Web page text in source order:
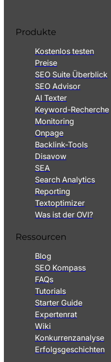
Produkte
Kostenlos testen
Preise
SEO Suite Überblick
SEO Advisor
AI Texter
Keyword-Recherche
Monitoring
Onpage
Backlink-Tools
Disavow
SEA
Search Analytics
Reporting
Textoptimizer
Was ist der OVI?
Ressourcen
Blog
SEO Kompass
FAQs
Tutorials
Starter Guide
Expertenrat
Wiki
Konkurrenzanalyse
Erfolgsgeschichten